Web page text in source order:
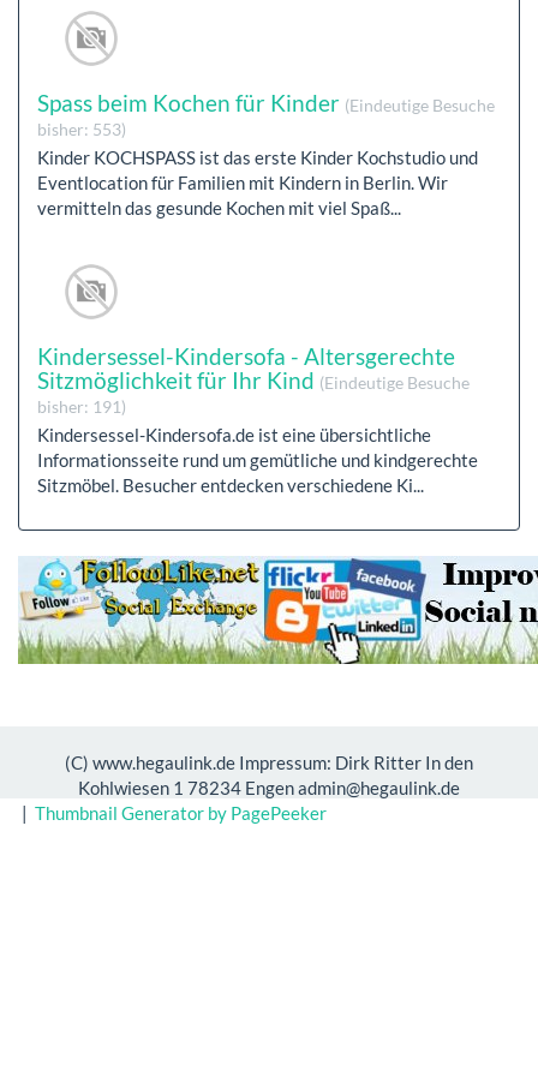
Spass beim Kochen für Kinder (Eindeutige Besuche
bisher: 553)
Kinder KOCHSPASS ist das erste Kinder Kochstudio und
Eventlocation für Familien mit Kindern in Berlin. Wir
vermitteln das gesunde Kochen mit viel Spaß...
Kindersessel-Kindersofa - Altersgerechte
Sitzmöglichkeit für Ihr Kind (Eindeutige Besuche
bisher: 191)
Kindersessel-Kindersofa.de ist eine übersichtliche
Informationsseite rund um gemütliche und kindgerechte
Sitzmöbel. Besucher entdecken verschiedene Ki...
(C) www.hegaulink.de Impressum: Dirk Ritter In den
Kohlwiesen 1 78234 Engen admin@hegaulink.de
| Thumbnail Generator by PagePeeker